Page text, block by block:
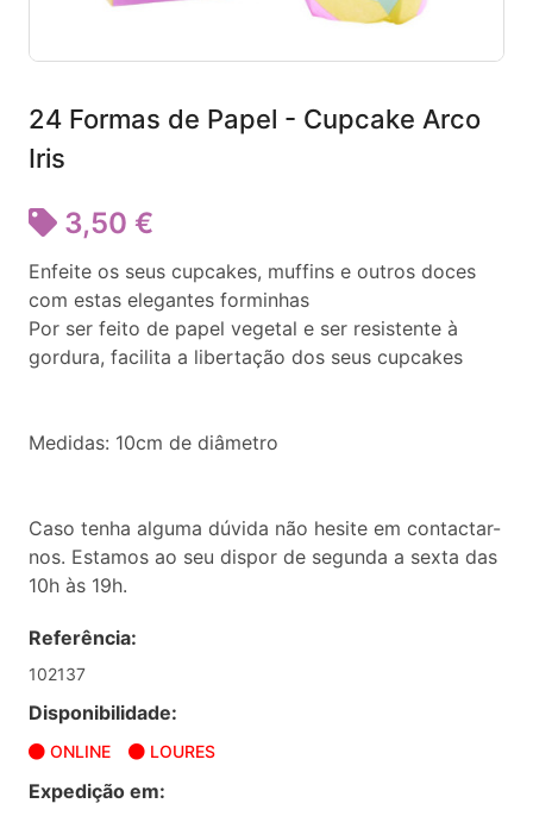
24 Formas de Papel - Cupcake Arco
Iris
3,50 €
Enfeite os seus cupcakes, muffins e outros doces
com estas elegantes forminhas
Por ser feito de papel vegetal e ser resistente à
gordura, facilita a libertação dos seus cupcakes
Medidas: 10cm de diâmetro
Caso tenha alguma dúvida não hesite em contactar-
nos. Estamos ao seu dispor de segunda a sexta das
10h às 19h.
Referência:
102137
Disponibilidade:
ONLINE LOURES
Expedição em: